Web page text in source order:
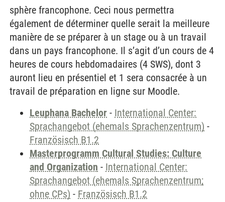
sphère francophone. Ceci nous permettra
également de déterminer quelle serait la meilleure
manière de se préparer à un stage ou à un travail
dans un pays francophone. Il s’agit d’un cours de 4
heures de cours hebdomadaires (4 SWS), dont 3
auront lieu en présentiel et 1 sera consacrée à un
travail de préparation en ligne sur Moodle.
Leuphana Bachelor - International Center:
Sprachangebot (ehemals Sprachenzentrum) -
Französisch B1.2
Masterprogramm Cultural Studies: Culture
and Organization - International Center:
Sprachangebot (ehemals Sprachenzentrum;
ohne CPs) - Französisch B1.2